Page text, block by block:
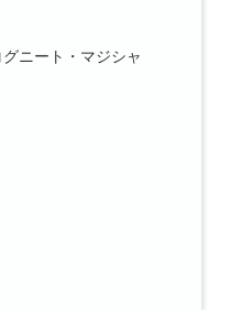
グニート・マジシャ